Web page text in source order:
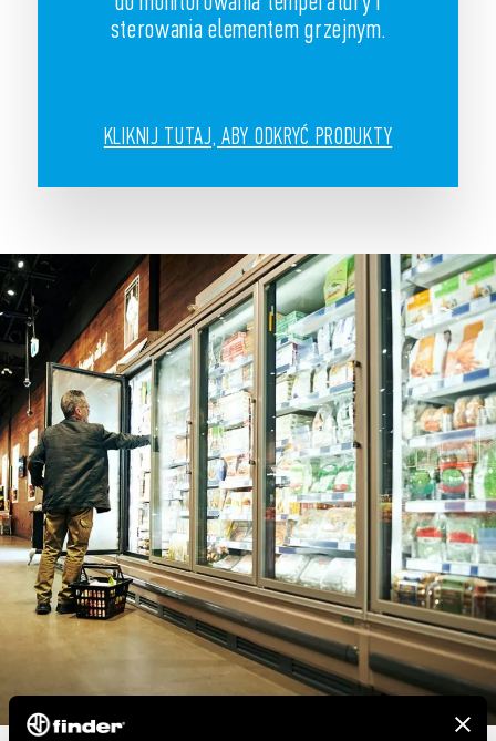
sterowania elementem grzejnym.
KLIKNIJ TUTAJ, ABY ODKRYĆ PRODUKTY